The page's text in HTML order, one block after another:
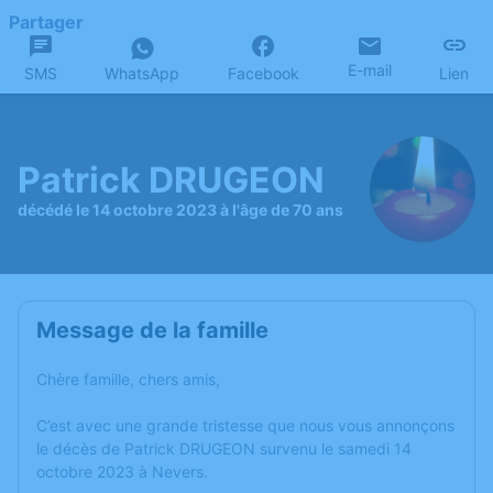
Partager
SMS WhatsApp Facebook E-mail Lien
Patrick DRUGEON
décédé le 14 octobre 2023 à l'âge de 70 ans
Message de la famille
Chère famille, chers amis,
C’est avec une grande tristesse que nous vous annonçons
le décès de Patrick DRUGEON survenu le samedi 14
octobre 2023 à Nevers.